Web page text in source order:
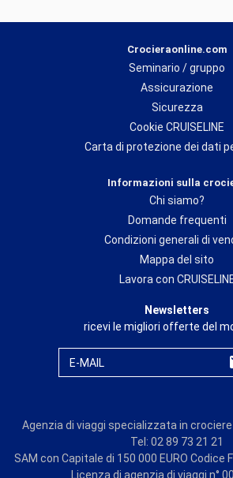
Crocieraonline.com
Seminario / gruppo
Assicurazione
Sicurezza
Cookie CRUISELINE
Carta di protezione dei dati
Informazioni sulla
Chi siamo?
Domande frequenti
Condizioni generali di
Mappa del sito
Lavora con
Newsletters
ricevi le migliori offerte del
E-MAIL
Agenzia di viaggi specializzata in crociere
Tel: 02 89 73 21 21
SAM con Capitale di 150 000 EURO Codice
Licenza di agenzia di viaggi n°